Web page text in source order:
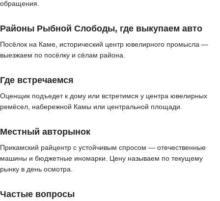
обращения.
Районы Рыбной Слободы, где выкупаем авто
Посёлок на Каме, исторический центр ювелирного промысла —
выезжаем по посёлку и сёлам района.
Где встречаемся
Оценщик подъедет к дому или встретимся у центра ювелирных
ремёсел, набережной Камы или центральной площади.
Местный авторынок
Прикамский райцентр с устойчивым спросом — отечественные
машины и бюджетные иномарки. Цену называем по текущему
рынку в день осмотра.
Частые вопросы